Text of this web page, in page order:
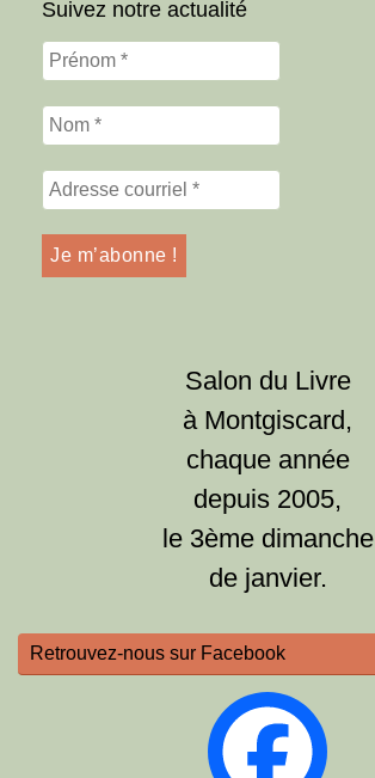
Suivez notre actualité
Salon du Livre
à Montgiscard,
chaque année
depuis 2005,
le 3ème dimanche
de janvier.
Retrouvez-nous sur Facebook